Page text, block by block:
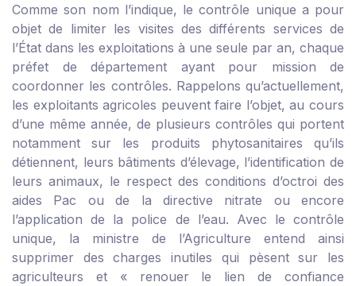
Comme son nom l’indique, le contrôle unique a pour
objet de limiter les visites des différents services de
l’État dans les exploitations à une seule par an, chaque
préfet de département ayant pour mission de
coordonner les contrôles. Rappelons qu’actuellement,
les exploitants agricoles peuvent faire l’objet, au cours
d’une même année, de plusieurs contrôles qui portent
notamment sur les produits phytosanitaires qu’ils
détiennent, leurs bâtiments d’élevage, l’identification de
leurs animaux, le respect des conditions d’octroi des
aides Pac ou de la directive nitrate ou encore
l’application de la police de l’eau. Avec le contrôle
unique, la ministre de l’Agriculture entend ainsi
supprimer des charges inutiles qui pèsent sur les
agriculteurs et « renouer le lien de confiance